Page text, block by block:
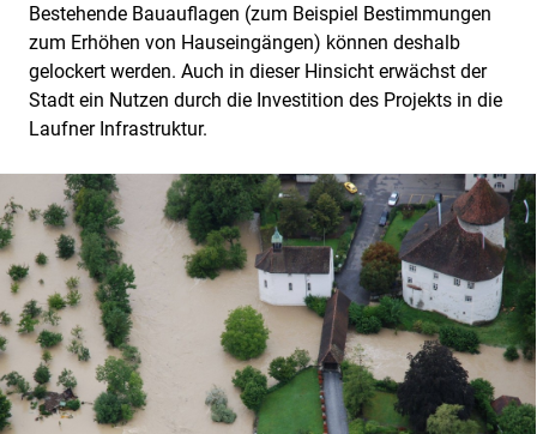
Bestehende Bauauflagen (zum Beispiel Bestimmungen
zum Erhöhen von Hauseingängen) können deshalb
gelockert werden. Auch in dieser Hinsicht erwächst der
Stadt ein Nutzen durch die Investition des Projekts in die
Laufner Infrastruktur.